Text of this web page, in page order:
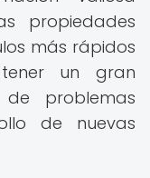
propiedades
más rápidos
un gran
problemas
de nuevas